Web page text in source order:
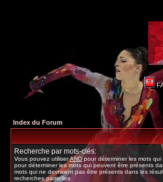
Index du Forum
Recherche par mots-clés:
Vous pouvez utiliserANDpour déterminer les mots
pour déterminer les mots qui peuvent être présents
mots qui ne devraient pas être présents dans les
recherches partielles